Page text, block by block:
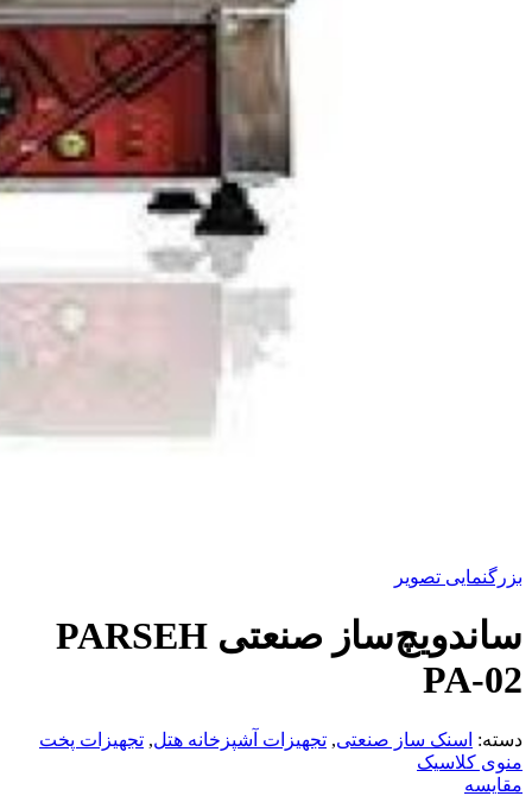
بزرگنمایی تصویر
ساندویچ‌ساز صنعتی PARSEH
PA-02
دسته: اسنک ساز صنعتی, تجهیزات آشپزخانه هتل, تجهیزات پخت
منوی کلاسیک
مقایسه